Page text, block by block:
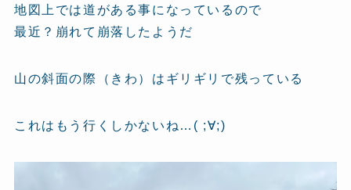
地図上では道がある事になっているので
最近？崩れて崩落したようだ
山の斜面の際（きわ）はギリギリで残っている
これはもう行くしかないね…( ;∀;)